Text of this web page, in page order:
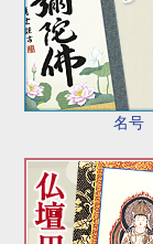
名号